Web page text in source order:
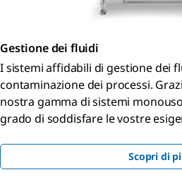
Gestione dei fluidi
I sistemi affidabili di gestione dei
contaminazione dei processi.
nostra gamma di sistemi
grado di soddisfare le vostre
Scopri di